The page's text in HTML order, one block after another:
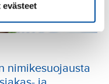
evästeet
nimikesuojausta